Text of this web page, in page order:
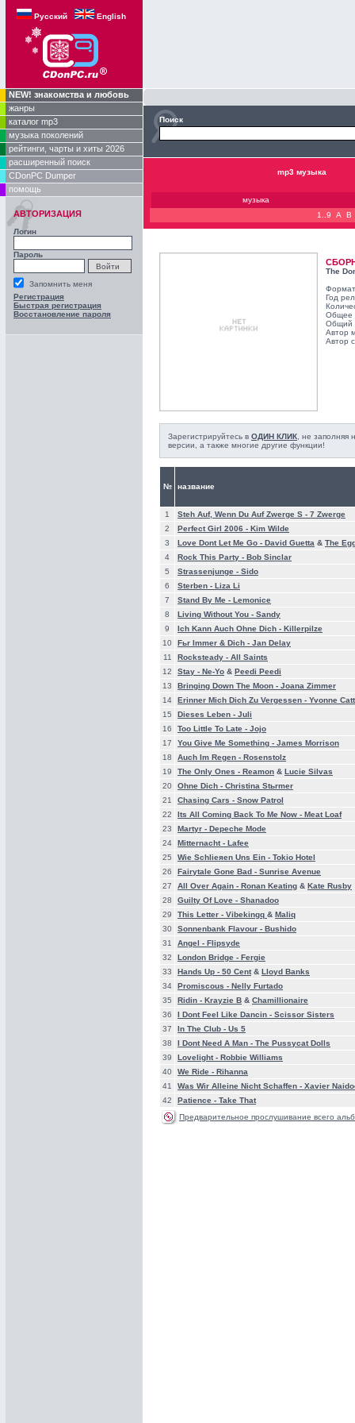
Русский English
NEW! знакомства и любовь
жанры
каталог mp3
музыка поколений
рейтинги, чарты и хиты 2026
расширенный поиск
CDonPC Dumper
помощь
АВТОРИЗАЦИЯ
Логин
Пароль
Запомнить меня
Регистрация
Быстрая регистрация
Восстановление пароля
Поиск
mp3 музыка
музыка
1..9
A B
The
Год
Общее
Общий
Автор
Автор
Зарегистрируйтесь в ОДИН КЛИК , не
версии, а также многие другие функции!
№ название
1 Steh Auf, Wenn Du Auf Zwerge S - 7 Zwerge
2
Perfect Girl 2006 - Kim Wilde
3
Love Dont Let Me Go - David Guetta & The
4
Rock This Party - Bob Sinclar
5
Strassenjunge - Sido
6
Sterben - Liza Li
7
Stand By Me - Lemonice
8
Living Without You - Sandy
9
Ich Kann Auch Ohne Dich - Killerpilze
10
Fьr Immer & Dich - Jan Delay
11
Rocksteady - All Saints
12
Stay - Ne-Yo & Peedi Peedi
13
Bringing Down The Moon - Joana Zimmer
14
Erinner Mich Dich Zu Vergessen - Yvonne
15
Dieses Leben - Juli
16
Too Little To Late - Jojo
17
You Give Me Something - James Morrison
18
Auch Im Regen - Rosenstolz
19
The Only Ones - Reamon & Lucie Silvas
20
Ohne Dich - Christina Stьrmer
21
Chasing Cars - Snow Patrol
22
Its All Coming Back To Me Now - Meat Loaf
23
Martyr - Depeche Mode
24
Mitternacht - Lafee
25
Wie Schlieяen Uns Ein - Tokio Hotel
26
Fairytale Gone Bad - Sunrise Avenue
27
All Over Again - Ronan Keating & Kate Rusby
28
Guilty Of Love - Shanadoo
29
This Letter - Vibekingq & Maliq
30
Sonnenbank Flavour - Bushido
31
Angel - Flipsyde
32
London Bridge - Fergie
33
Hands Up - 50 Cent& Lloyd Banks
34
Promiscous - Nelly Furtado
35
Ridin - Krayzie B & Chamillionaire
36
I Dont Feel Like Dancin - Scissor Sisters
37
In The Club - Us 5
38
I Dont Need A Man - The Pussycat Dolls
39
Lovelight - Robbie Williams
40
We Ride - Rihanna
41
Was Wir Alleine Nicht Schaffen - Xavier
42
Patience - Take That
Предварительное прослушивание всего